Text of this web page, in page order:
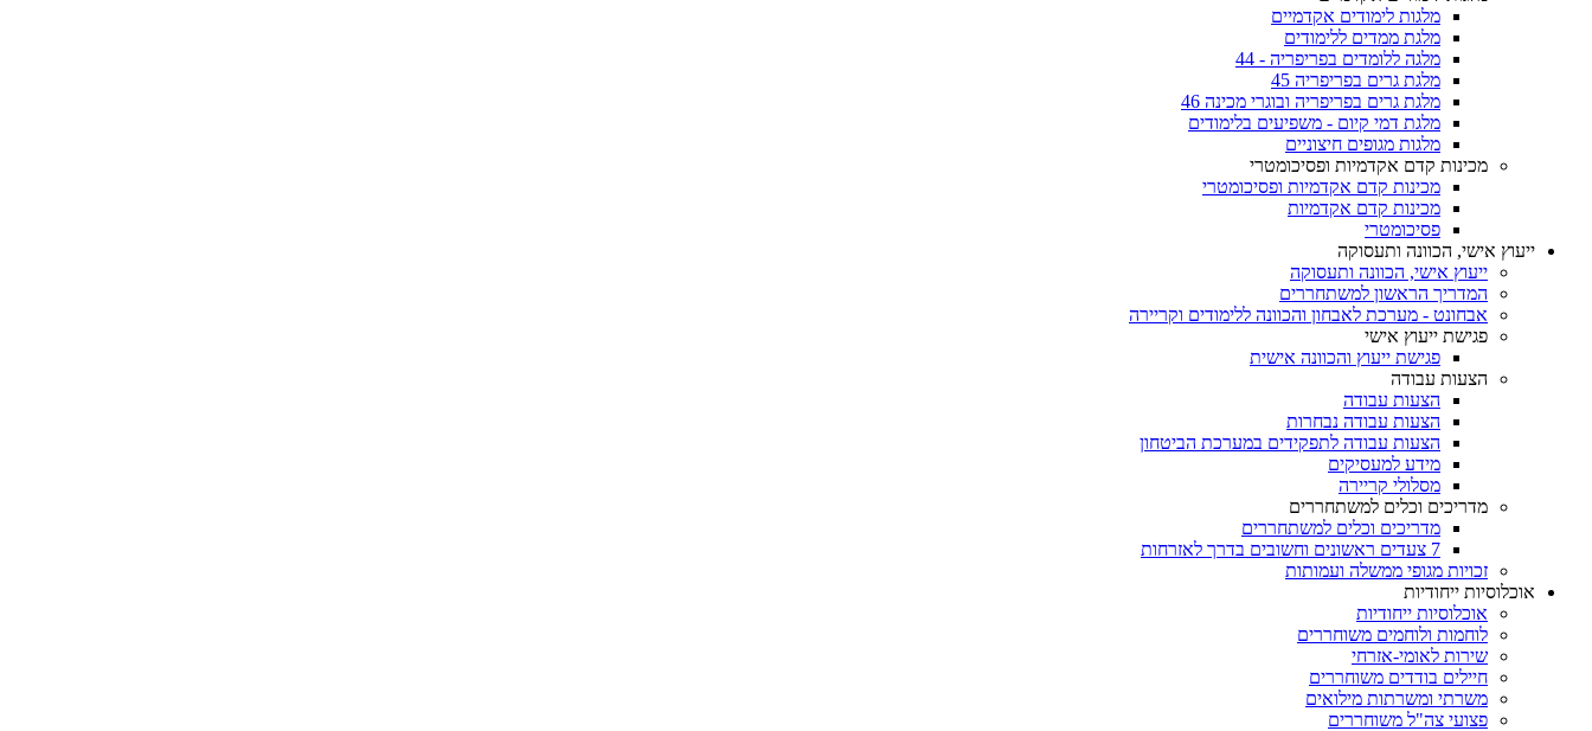
מלגות לימודים אקדמיים
מלגת ממדים ללימודים
מלגה ללומדים בפריפריה - 44
מלגת גרים בפריפריה 45
מלגת גרים בפריפריה ובוגרי מכינה 46
מלגת דמי קיום - משפיעים בלימודים
מלגות מגופים חיצוניים
מכינות קדם אקדמיות ופסיכומטרי
מכינות קדם אקדמיות ופסיכומטרי
מכינות קדם אקדמיות
פסיכומטרי
ייעוץ אישי, הכוונה ותעסוקה
ייעוץ אישי, הכוונה ותעסוקה
המדריך הראשון למשתחררים
אבחונט - מערכת לאבחון והכוונה ללימודים וקריירה
פגישת ייעוץ אישי
פגישת ייעוץ והכוונה אישית
הצעות עבודה
הצעות עבודה
הצעות עבודה נבחרות
הצעות עבודה לתפקידים במערכת הביטחון
מידע למעסיקים
מסלולי קריירה
מדריכים וכלים למשתחררים
מדריכים וכלים למשתחררים
7 צעדים ראשונים וחשובים בדרך לאזרחות
זכויות מגופי ממשלה ועמותות
אוכלוסיות ייחודיות
אוכלוסיות ייחודיות
לוחמות ולוחמים משוחררים
שירות לאומי-אזרחי
חיילים בודדים משוחררים
משרתי ומשרתות מילואים
פצועי צה"ל משוחררים